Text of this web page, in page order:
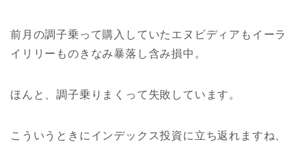
前月の調子乗って購入していたエヌビディアもイーラ
イリリーものきなみ暴落し含み損中。
ほんと、調子乗りまくって失敗しています。
こういうときにインデックス投資に立ち返れますね、